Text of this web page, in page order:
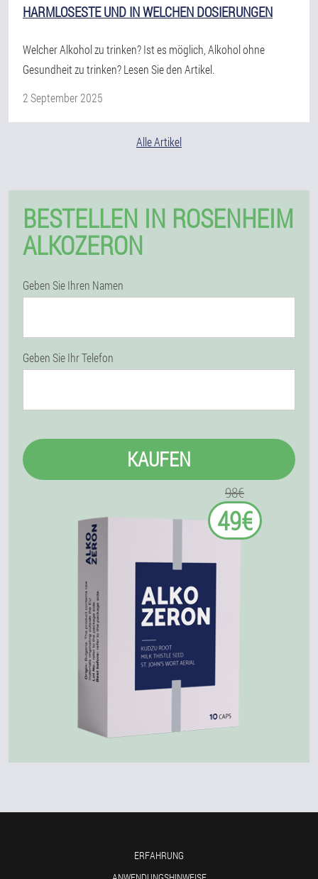
HARMLOSESTE UND IN WELCHEN DOSIERUNGEN
Welcher Alkohol zu trinken? Ist es möglich, Alkohol ohne
Gesundheit zu trinken? Lesen Sie den Artikel.
2 September 2025
Alle Artikel
BESTELLEN IN ROSENHEIM
ALKOZERON
Geben Sie Ihren Namen
Geben Sie Ihr Telefon
KAUFEN
98€
49€
ERFAHRUNG